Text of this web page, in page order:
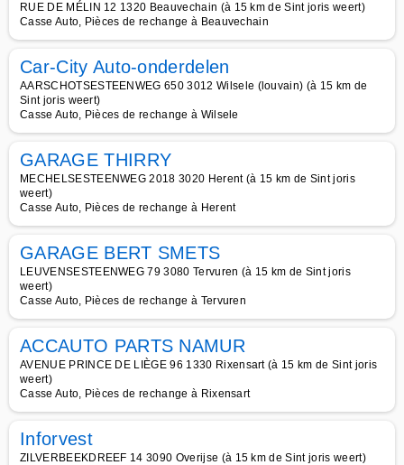
RUE DE MÉLIN 12 1320 Beauvechain (à 15 km de Sint joris weert)
Casse Auto, Pièces de rechange à Beauvechain
Car-City Auto-onderdelen
AARSCHOTSESTEENWEG 650 3012 Wilsele (louvain) (à 15 km de
Sint joris weert)
Casse Auto, Pièces de rechange à Wilsele
GARAGE THIRRY
MECHELSESTEENWEG 2018 3020 Herent (à 15 km de Sint joris
weert)
Casse Auto, Pièces de rechange à Herent
GARAGE BERT SMETS
LEUVENSESTEENWEG 79 3080 Tervuren (à 15 km de Sint joris
weert)
Casse Auto, Pièces de rechange à Tervuren
ACCAUTO PARTS NAMUR
AVENUE PRINCE DE LIÈGE 96 1330 Rixensart (à 15 km de Sint joris
weert)
Casse Auto, Pièces de rechange à Rixensart
Inforvest
ZILVERBEEKDREEF 14 3090 Overijse (à 15 km de Sint joris weert)